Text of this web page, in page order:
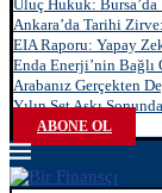
Uluç Hukuk: Bursa’da
Ankara’da Tarihi
EIA Raporu: Yapay
Enda Enerji’nin Bağlı
Arabanız Gerçekten
Yılın Set Aşkı
ABONE OL